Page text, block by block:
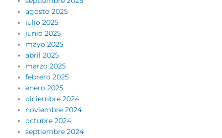
agosto 2025
julio 2025
junio 2025
mayo 2025
abril 2025
marzo 2025
febrero 2025
enero 2025
diciembre 2024
noviembre 2024
octubre 2024
septiembre 2024